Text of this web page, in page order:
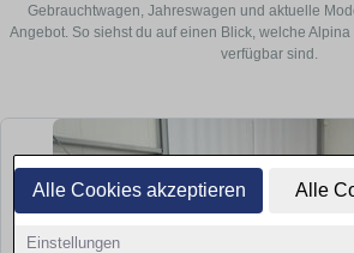
Alle Cookies akzeptieren Alle
Einstellungen
Gebrauchtwagen, Jahreswagen und aktuelle
Angebot. So siehst du auf einen Blick, welche
verfügbar sind.